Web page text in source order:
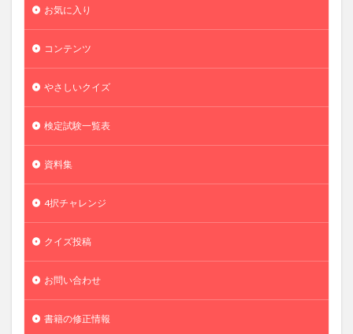
お気に入り
コンテンツ
やさしいクイズ
検定試験一覧表
資料集
4択チャレンジ
クイズ投稿
お問い合わせ
書籍の修正情報